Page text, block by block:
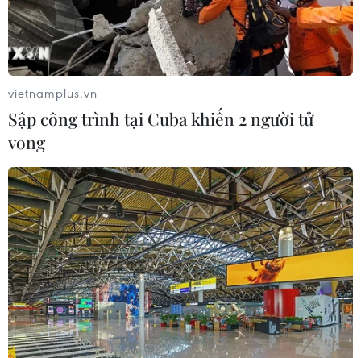
hương Giáp Thìn
Lượng khách vẫn cao, ngành đường sắt chạy
thêm tàu Thống Nhất, Hải Phòng
TIN LIÊN QUAN
vietnamplus.vn
Sập công trình tại Cuba khiến 2 người tử
vong